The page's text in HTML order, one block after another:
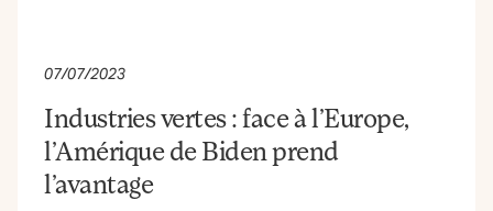
07/07/2023
Industries vertes : face à l’Europe,
l’Amérique de Biden prend
l’avantage